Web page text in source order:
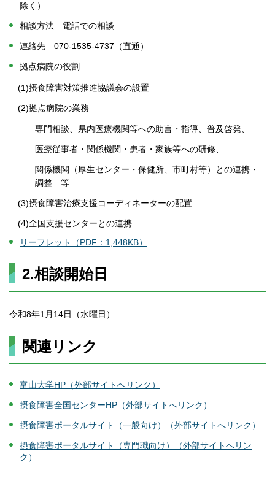
除く）
相談方法 電話での相談
連絡先 070-1535-4737（直通）
拠点病院の役割
(1)摂食障害対策推進協議会の設置
(2)拠点病院の業務
専門相談、県内医療機関等への助言・指導、普及啓発、
医療従事者・関係機関・患者・家族等への研修、
関係機関（厚生センター・保健所、市町村等）との連携・
調整 等
(3)摂食障害治療支援コーディネーターの配置
(4)全国支援センターとの連携
リーフレット（PDF：1,448KB）
2.相談開始日
令和8年1月14日（水曜日）
関連リンク
富山大学HP（外部サイトへリンク）
摂食障害全国センターHP（外部サイトへリンク）
摂食障害ポータルサイト（一般向け）（外部サイトへリンク）
摂食障害ポータルサイト（専門職向け）（外部サイトへリン
ク）